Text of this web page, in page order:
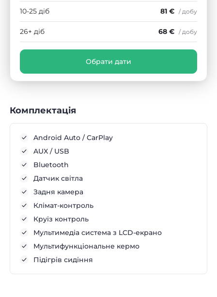
10-25 діб 81 € / добу
26+ діб 68 € / добу
Обрати дати
Комплектація
Android Auto / CarPlay
AUX / USB
Bluetooth
Датчик світла
Задня камера
Клімат-контроль
Круїз контроль
Мультимедіа система з LCD-екрано
Мультифункціональне кермо
Підігрів сидіння